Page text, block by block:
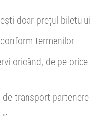
doar prețul biletului
conform termenilor
oricând, de pe orice
de transport partenere